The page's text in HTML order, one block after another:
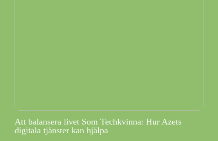
Att balansera livet Som Techkvinna: Hur Azets
digitala tjänster kan hjälpa